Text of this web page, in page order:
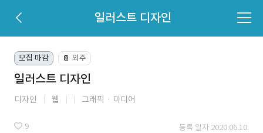
일러스트 디자인
모집 마감 📔 외주
일러스트 디자인
디자인 웹 그래픽ㆍ미디어
9 등록 일자 2020.06.10.